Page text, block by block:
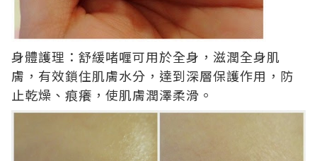
身體護理：舒緩啫喱可用於全身，滋潤全身肌
膚，有效鎖住肌膚水分，達到深層保護作用，防
止乾燥、痕癢，使肌膚潤澤柔滑。